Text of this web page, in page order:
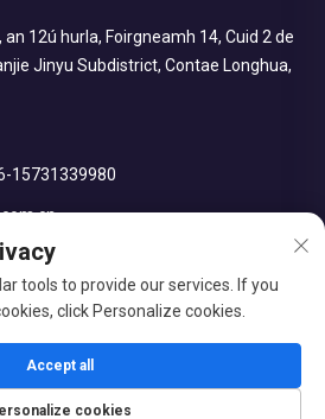
12ú hurla, Foirgneamh 14, Cuid 2 de
Jinyu Subdistrict, Contae Longhua,
15731339980
cosaint.
Beartas príobháideachta
tools to provide our services. If you
click Personalize cookies.
cookies
Accept all